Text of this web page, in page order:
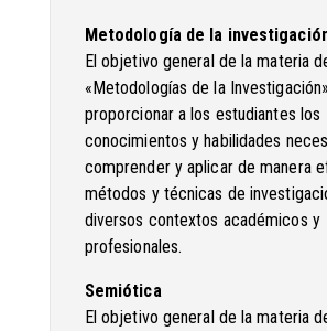
Metodología de la
El objetivo general de la materia
«Metodologías de la
proporcionar a los estudiantes los
conocimientos y habilidades
comprender y aplicar de manera
métodos y técnicas de
diversos contextos académicos y
profesionales.
Semiótica
El objetivo general de la materia